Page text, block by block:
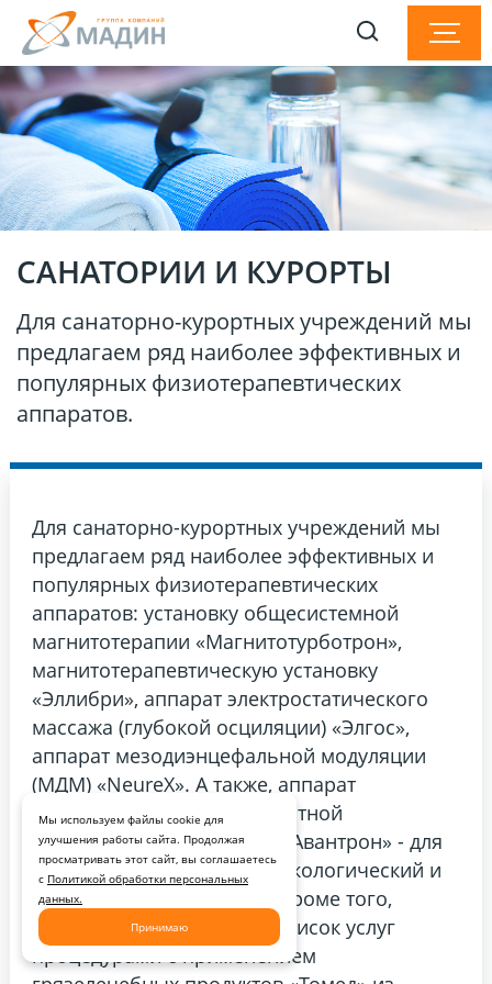
САНАТОРИИ И КУРОРТЫ
Для санаторно-курортных учреждений мы
предлагаем ряд наиболее эффективных и
популярных физиотерапевтических
аппаратов.
Для санаторно-курортных учреждений мы
предлагаем ряд наиболее эффективных и
популярных физиотерапевтических
аппаратов: установку общесистемной
магнитотерапии «Магнитотурботрон»,
магнитотерапевтическую установку
«Эллибри», аппарат электростатического
массажа (глубокой осциляции) «Элгос»,
аппарат мезодиэнцефальной модуляции
(МДМ) «NeureX». А также, аппарат
экстракорпоральной магнитной
стимуляции тазового дна «Авантрон» - для
санаториев имеющих гинекологический и
урологический профиль. Кроме того,
рекомендуем дополнить список услуг
процедурами с применением
Мы используем файлы cookie для
улучшения работы сайта. Продолжая
просматривать этот сайт, вы соглашаетесь
с Политикой обработки персональных
данных.
Принимаю